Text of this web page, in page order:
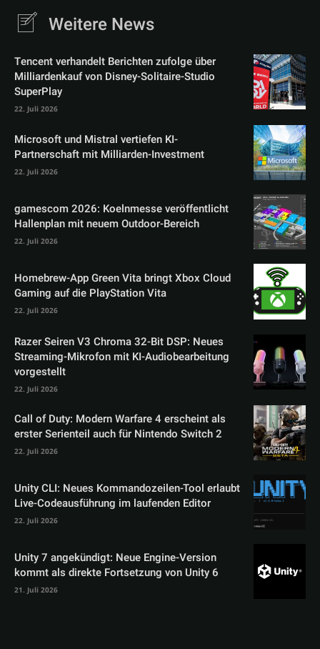
Weitere News
Tencent verhandelt Berichten zufolge über
Milliardenkauf von Disney-Solitaire-Studio
SuperPlay
22. Juli 2026
Microsoft und Mistral vertiefen KI-
Partnerschaft mit Milliarden-Investment
22. Juli 2026
gamescom 2026: Koelnmesse veröffentlicht
Hallenplan mit neuem Outdoor-Bereich
22. Juli 2026
Homebrew-App Green Vita bringt Xbox Cloud
Gaming auf die PlayStation Vita
22. Juli 2026
Razer Seiren V3 Chroma 32-Bit DSP: Neues
Streaming-Mikrofon mit KI-Audiobearbeitung
vorgestellt
22. Juli 2026
Call of Duty: Modern Warfare 4 erscheint als
erster Serienteil auch für Nintendo Switch 2
22. Juli 2026
Unity CLI: Neues Kommandozeilen-Tool erlaubt
Live-Codeausführung im laufenden Editor
22. Juli 2026
Unity 7 angekündigt: Neue Engine-Version
kommt als direkte Fortsetzung von Unity 6
21. Juli 2026